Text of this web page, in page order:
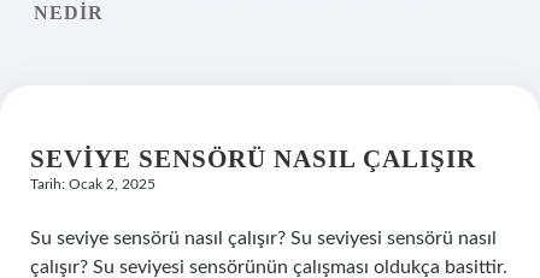
NEDIR
SEVIYE SENSÖRÜ NASIL ÇALIŞIR
Tarih: Ocak 2, 2025
Su seviye sensörü nasıl çalışır? Su seviyesi sensörü nasıl
çalışır? Su seviyesi sensörünün çalışması oldukça basittir.